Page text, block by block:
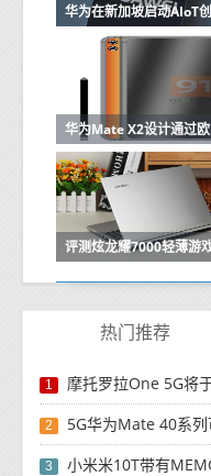
华
热门推荐
1 摩托罗拉One 5G将
2 5G华为Mate 40系
3 小米米10T带有